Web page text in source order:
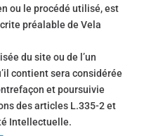
ou le procédé utilisé, est
préalable de Vela
du site ou de l’un
contient sera considérée
et poursuivie
des articles L.335-2 et
Intellectuelle.